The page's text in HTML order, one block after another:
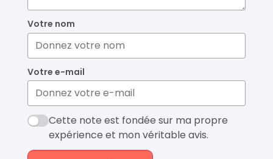
Votre nom
Votre e-mail
Cette note est fondée sur ma propre
expérience et mon véritable avis.